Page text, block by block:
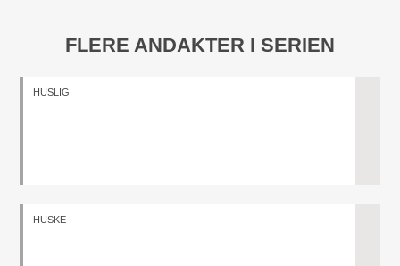
FLERE ANDAKTER I SERIEN
HUSLIG
HUSKE